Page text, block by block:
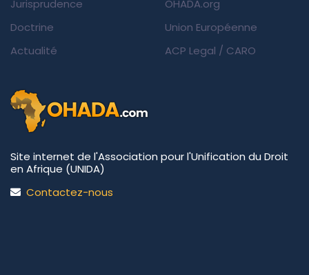
Jurisprudence
Doctrine
Actualité
OHADA.org
Union Européenne
ACP Legal / CARO
Site internet de l'Association pour l'Unification du Droit
en Afrique (UNIDA)
Contactez-nous